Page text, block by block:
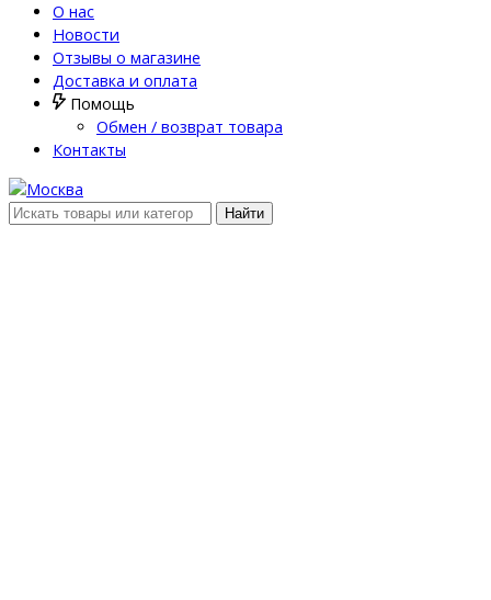
О нас
Новости
Отзывы о магазине
Доставка и оплата
Помощь
Обмен / возврат товара
Контакты
Найти